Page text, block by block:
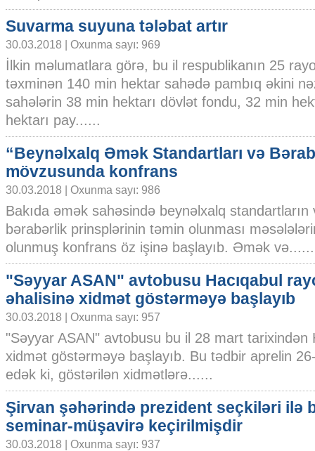
Suvarma suyuna tələbat artır
30.03.2018 | Oxunma sayı: 969
İlkin məlumatlara görə, bu il respublikanın 25
təxminən 140 min hektar sahədə pambıq əkini
sahələrin 38 min hektarı dövlət fondu, 32 min
hektarı pay......
“Beynəlxalq Əmək Standartları və
mövzusunda konfrans
30.03.2018 | Oxunma sayı: 986
Bakıda əmək sahəsində beynəlxalq standartların
bərabərlik prinsplərinin təmin olunması
olunmuş konfrans öz işinə başlayıb. Əmək və......
"Səyyar ASAN" avtobusu Hacıqabul
əhalisinə xidmət göstərməyə başlayıb
30.03.2018 | Oxunma sayı: 957
"Səyyar ASAN" avtobusu bu il 28 mart tarixindən
xidmət göstərməyə başlayıb. Bu tədbir aprelin
edək ki, göstərilən xidmətlərə......
Şirvan şəhərində prezident seçkiləri ilə
seminar-müşavirə keçirilmişdir
30.03.2018 | Oxunma sayı: 937